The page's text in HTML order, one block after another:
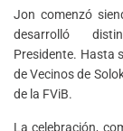
Jon comenzó
desarrolló
Presidente. Hasta
de Vecinos de
de la FViB.
La celebración,